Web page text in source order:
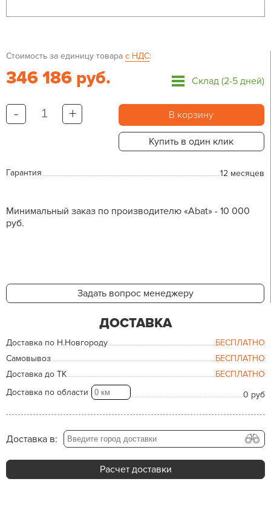
Стоимость за единицу товара с НДС:
346 186 руб. Склад (2-5 дней)
- + В корзину
Купить в один клик
Гарантия 12 месяцев
Минимальный заказ по производителю «Abat» - 10 000
руб.
Задать вопрос менеджеру
ДОСТАВКА
Доставка по Н.Новгороду
БЕСПЛАТНО
Самовывоз
БЕСПЛАТНО
Доставка до ТК
БЕСПЛАТНО
Доставка по области
0 руб
Доставка в:
Расчет доставки